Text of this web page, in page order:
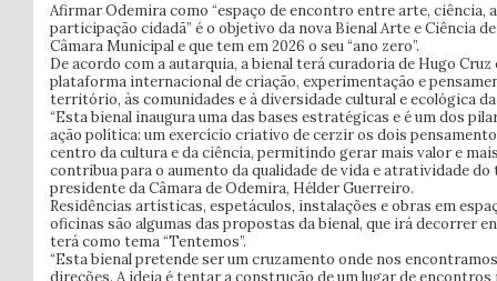
Afirmar Odemira como “espaço de encontro entre arte, ciência,
participação cidadã” é o objetivo da nova Bienal Arte e Ciência
Câmara Municipal e que tem em 2026 o seu “ano zero”.
De acordo com a autarquia, a bienal terá curadoria de Hugo Cruz
plataforma internacional de criação, experimentação e
território, às comunidades e à diversidade cultural e ecológica da
“Esta bienal inaugura uma das bases estratégicas e é um dos
ação política: um exercício criativo de cerzir os dois
centro da cultura e da ciência, permitindo gerar mais valor e
contribua para o aumento da qualidade de vida e atratividade
presidente da Câmara de Odemira, Hélder Guerreiro.
Residências artísticas, espetáculos, instalações e obras em
oficinas são algumas das propostas da bienal, que irá decorrer
terá como tema “Tentemos”.
“Esta bienal pretende ser um cruzamento onde nos
direções. A ideia é tentar a construção de um lugar de